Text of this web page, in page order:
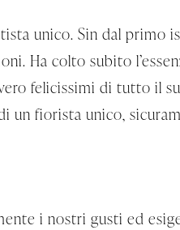
unico. Sin dal primo
Ha colto subito
felicissimi di tutto il
un fiorista unico,
i nostri gusti ed